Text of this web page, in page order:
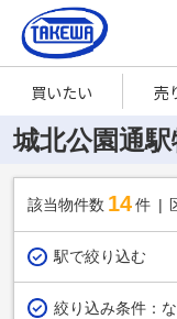
買いたい 売
城北公園通
該当物件数 14件
駅で絞り込む
絞り込み条件：